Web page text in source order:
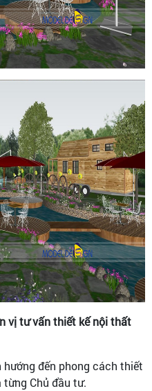
vị tư vấn thiết kế nội thất
hướng đến phong cách thiết
Chủ đầu tư.